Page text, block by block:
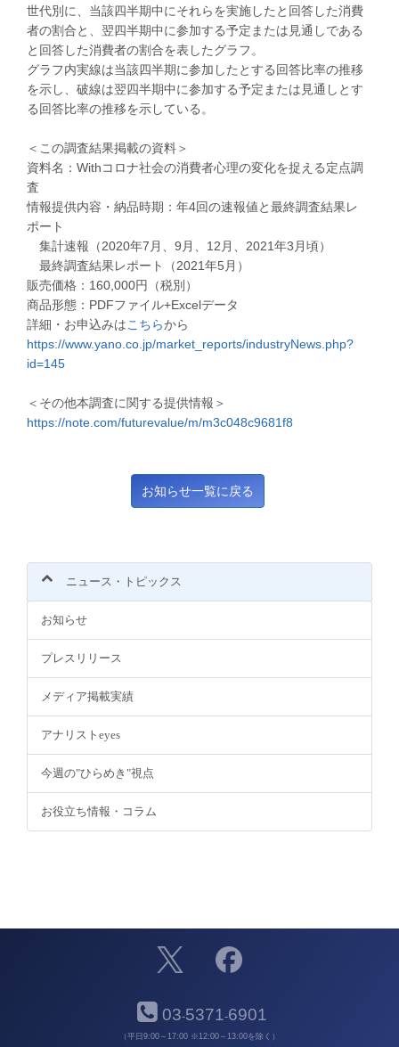
世代別に、当該四半期中にそれらを実施したと回答した消費
者の割合と、翌四半期中に参加する予定または見通しである
と回答した消費者の割合を表したグラフ。
グラフ内実線は当該四半期に参加したとする回答比率の推移
を示し、破線は翌四半期中に参加する予定または見通しとす
る回答比率の推移を示している。
＜この調査結果掲載の資料＞
資料名：Withコロナ社会の消費者心理の変化を捉える定点調
査
情報提供内容・納品時期：年4回の速報値と最終調査結果レ
ポート
集計速報（2020年7月、9月、12月、2021年3月頃）
最終調査結果レポート（2021年5月）
販売価格：160,000円（税別）
商品形態：PDFファイル+Excelデータ
詳細・お申込みはこちらから
https://www.yano.co.jp/market_reports/industryNews.php?
id=145
＜その他本調査に関する提供情報＞
https://note.com/futurevalue/m/m3c048c9681f8
ニュース・トピックス
お知らせ
プレスリリース
メディア掲載実績
アナリストeyes
今週の"ひらめき"視点
お役立ち情報・コラム
03-5371-6901
（平日9:00～17:00 ※12:00～13:00を除く）